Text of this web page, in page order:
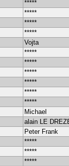
*****
*****
*****
*****
Vojta
*****
*****
*****
*****
*****
*****
Michael
alain LE
Peter Frank
*****
*****
*****